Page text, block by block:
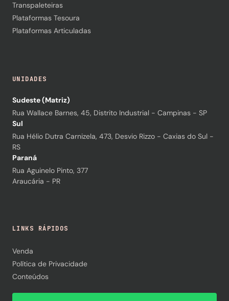
Transpaleteiras
Plataformas Tesoura
Plataformas Articuladas
UNIDADES
Sudeste (Matriz)
Rua Wallace Barnes, 45, Distrito Industrial - Campinas - SP
Sul
Rua Hélio Dutra Carnizela, 473, Desvio Rizzo - Caxias do Sul -
RS
Paraná
Rua Aguinelo Pinto, 377
Araucária - PR
LINKS RÁPIDOS
Venda
Política de Privacidade
Conteúdos